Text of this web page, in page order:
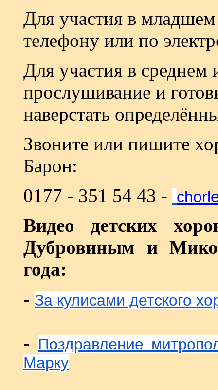
Для участия в младшем
телефону или по
Для участия в
прослушивание и
наверстать
Звоните или пишите
Барон:
0177 - 351 54 43 -
Видео детских
Дубровиным и
года:
- За кулисами детского
- Поздравление
Марку